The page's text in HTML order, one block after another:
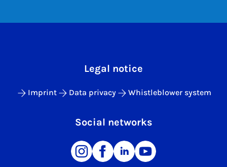
Legal notice
Imprint Data privacy Whistleblower system
Social networks